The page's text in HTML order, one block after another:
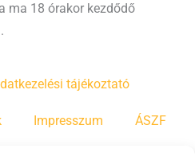
ma 18 órakor kezdődő
tájékoztató
Impresszum ÁSZF